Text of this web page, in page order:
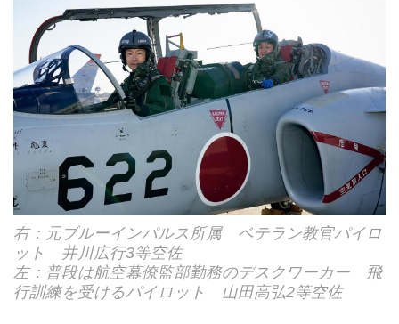
右：元ブルーインパルス所属 ベテラン教官パイロ
ット 井川広行3等空佐
左：普段は航空幕僚監部勤務のデスクワーカー 飛
行訓練を受けるパイロット 山田高弘2等空佐